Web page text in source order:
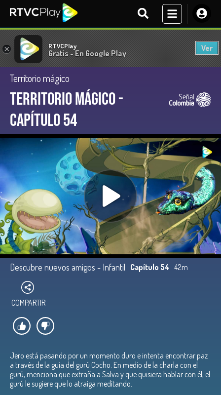
× RTVCPlay
Gratis - En Google Play
Ver
Territorio mágico
Territorio Mágico -
Capítulo 54
Descubre nuevos amigos - Infantil Capítulo 54 42m
COMPARTIR
Jero está pasando por un momento duro e intenta encontrar paz
a través de la guía del gurú Cocho. En medio de la charla con el
gurú, menciona que extraña a Salva y que quisiera hablar con él, el
gurú le sugiere que lo atraiga meditando.